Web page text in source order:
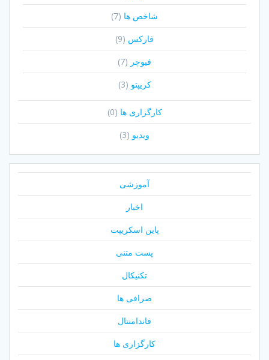
شاخص ها (7)
فارکس (9)
فیوچر (7)
کریپتو (3)
کارگزاری ها (0)
ویدیو (3)
آموزشی
اخبار
پاین اسکریپت
پست متنی
تکنیکال
صرافی ها
فاندامنتال
کارگزاری ها